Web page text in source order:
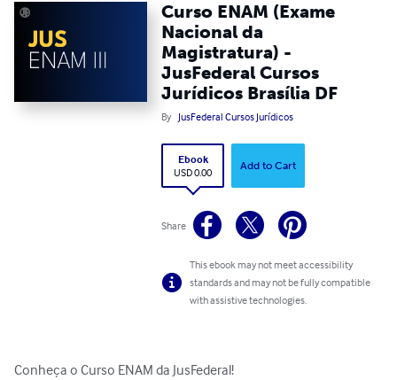
Curso ENAM (Exame
Nacional da
Magistratura) -
JusFederal Cursos
Jurídicos Brasília DF
By JusFederal Cursos Jurídicos
Ebook
USD 0.00
Add to Cart
Share
This ebook may not meet accessibility
standards and may not be fully compatible
with assistive technologies.
Conheça o Curso ENAM da JusFederal!